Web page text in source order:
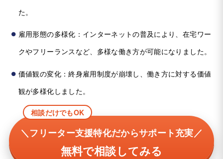
た。
雇用形態の多様化：インターネットの普及により、在宅ワー
クやフリーランスなど、多様な働き方が可能になりました。
価値観の変化：終身雇用制度が崩壊し、働き方に対する価値
観が多様化しました。
相談だけでもOK
＼フリーター支援特化だからサポート充実／
無料で相談してみる